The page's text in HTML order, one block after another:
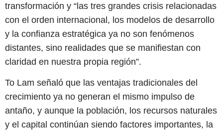
transformación y “las tres grandes crisis relacionadas
con el orden internacional, los modelos de desarrollo
y la confianza estratégica ya no son fenómenos
distantes, sino realidades que se manifiestan con
claridad en nuestra propia región”.
To Lam señaló que las ventajas tradicionales del
crecimiento ya no generan el mismo impulso de
antaño, y aunque la población, los recursos naturales
y el capital continúan siendo factores importantes, la